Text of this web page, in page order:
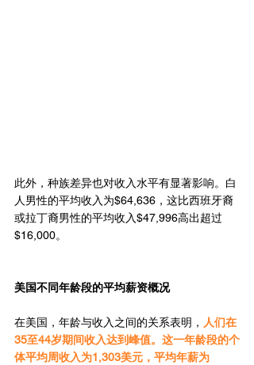
此外，种族差异也对收入水平有显著影响。白
人男性的平均收入为$64,636，这比西班牙裔
或拉丁裔男性的平均收入$47,996高出超过
$16,000。
美国不同年龄段的平均薪资概况
在美国，年龄与收入之间的关系表明， 人们在
35至44岁期间收入达到峰值。这一年龄段的个
体平均周收入为1,303美元，平均年薪为